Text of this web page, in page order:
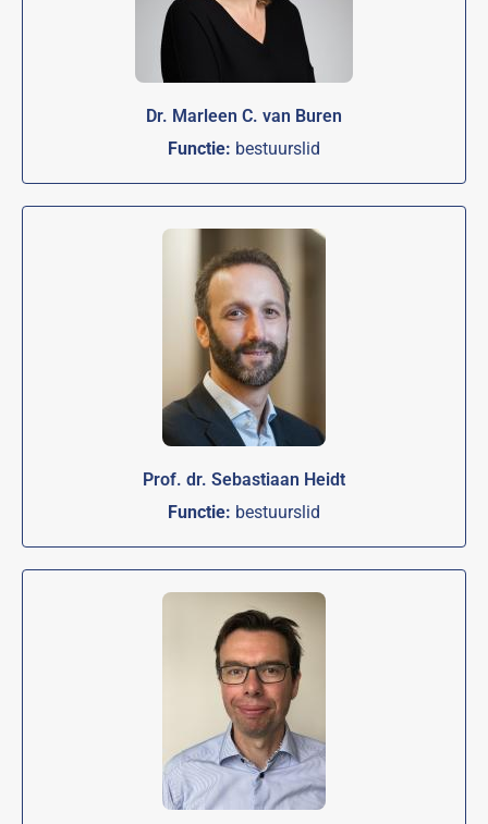
Dr. Marleen C. van Buren
Functie: bestuurslid
Prof. dr. Sebastiaan Heidt
Functie: bestuurslid